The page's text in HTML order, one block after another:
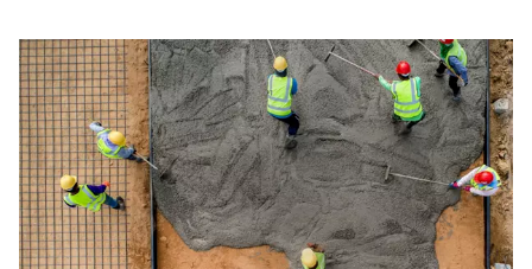
Missä
käytetään?
Paineilmankuivaimilla on tärkeä rooli erilaisissa
ammattimaisissa sovelluksissa. Tässä on vain
esimerkkejä.